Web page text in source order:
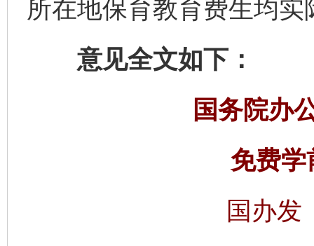
所在地保育教育费生均
意见全文如下：
国务院办
免费学
国办发